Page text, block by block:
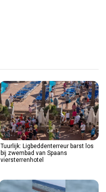
Tuurlijk: Ligbeddenterreur barst los
bij zwembad van Spaans
viersterrenhotel